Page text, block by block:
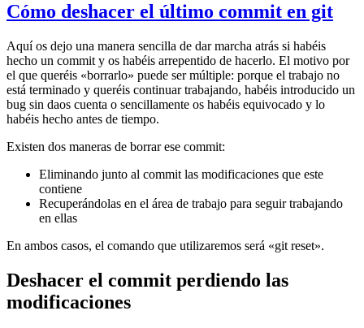
Cómo deshacer el último commit en git
Aquí os dejo una manera sencilla de dar marcha atrás si habéis
hecho un commit y os habéis arrepentido de hacerlo. El motivo por
el que queréis «borrarlo» puede ser múltiple: porque el trabajo no
está terminado y queréis continuar trabajando, habéis introducido un
bug sin daos cuenta o sencillamente os habéis equivocado y lo
habéis hecho antes de tiempo.
Existen dos maneras de borrar ese commit:
Eliminando junto al commit las modificaciones que este
contiene
Recuperándolas en el área de trabajo para seguir trabajando
en ellas
En ambos casos, el comando que utilizaremos será «git reset».
Deshacer el commit perdiendo las
modificaciones